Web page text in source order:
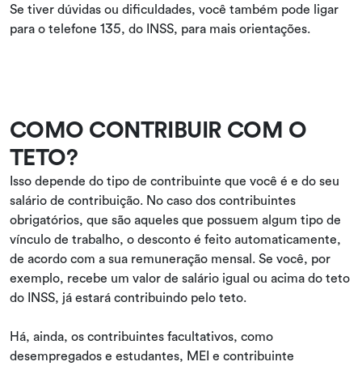
Se tiver dúvidas ou dificuldades, você também pode ligar
para o telefone 135, do INSS, para mais orientações.
COMO CONTRIBUIR COM O
TETO?
Isso depende do tipo de contribuinte que você é e do seu
salário de contribuição. No caso dos contribuintes
obrigatórios, que são aqueles que possuem algum tipo de
vínculo de trabalho, o desconto é feito automaticamente,
de acordo com a sua remuneração mensal. Se você, por
exemplo, recebe um valor de salário igual ou acima do teto
do INSS, já estará contribuindo pelo teto.
Há, ainda, os contribuintes facultativos, como
desempregados e estudantes, MEI e contribuinte